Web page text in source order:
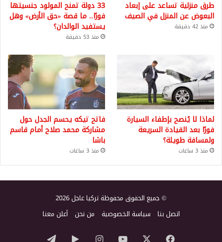
طرق منزلية تساعد على إبعاد
البعوض عن المنزل في الصيف
منذ 42 دقيقة
33 دولة تمنح المولود جنسيتها
فورًا.. ما قصة «حق الأرض» وهل
يستفيد الوالدان؟
منذ 53 دقيقة
لماذا لا يُنصح بإطفاء السيارة
فورًا بعد القيادة السريعة
ولمسافة طويلة؟
منذ 3 ساعات
فاتح تيكه يحسم الجدل حول
مشاركة محمد صلاح أمام قاسم
باشا
منذ 3 ساعات
© جميع الحقوق محفوظة تركيا عاجل 2026
اتصل بنا سياسة الخصوصية من نحن أعلن معنا
فيسبوك ‫YouTubeانستقرام‏Googleتيلقرام